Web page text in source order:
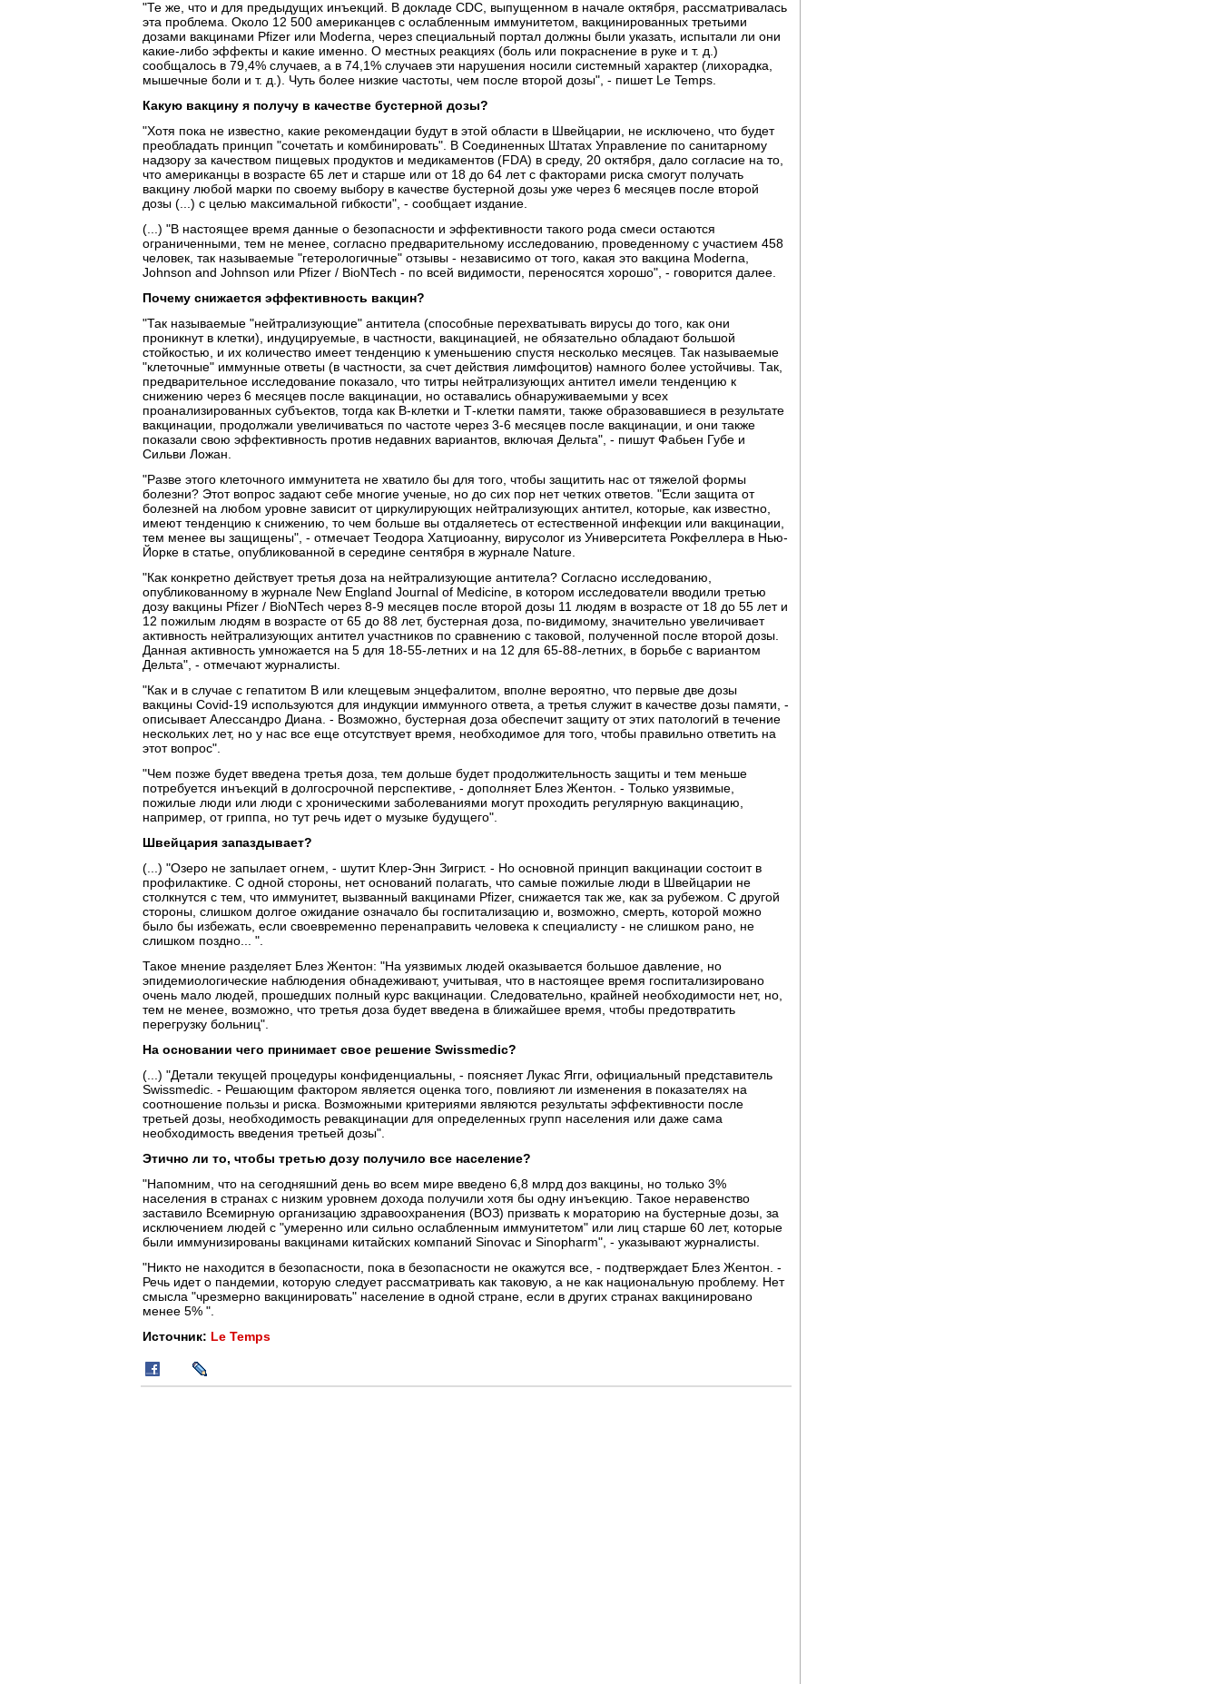
"Те же, что и для предыдущих инъекций. В докладе CDC, выпущенном в начале октября, рассматривалась
эта проблема. Около 12 500 американцев с ослабленным иммунитетом, вакцинированных третьими
дозами вакцинами Pfizer или Moderna, через специальный портал должны были указать, испытали ли они
какие-либо эффекты и какие именно. О местных реакциях (боль или покраснение в руке и т. д.)
сообщалось в 79,4% случаев, а в 74,1% случаев эти нарушения носили системный характер (лихорадка,
мышечные боли и т. д.). Чуть более низкие частоты, чем после второй дозы", - пишет Le Temps.
Какую вакцину я получу в качестве бустерной дозы?
"Хотя пока не известно, какие рекомендации будут в этой области в Швейцарии, не исключено, что будет
преобладать принцип "сочетать и комбинировать". В Соединенных Штатах Управление по санитарному
надзору за качеством пищевых продуктов и медикаментов (FDA) в среду, 20 октября, дало согласие на то,
что американцы в возрасте 65 лет и старше или от 18 до 64 лет с факторами риска смогут получать
вакцину любой марки по своему выбору в качестве бустерной дозы уже через 6 месяцев после второй
дозы (...) с целью максимальной гибкости", - сообщает издание.
(...) "В настоящее время данные о безопасности и эффективности такого рода смеси остаются
ограниченными, тем не менее, согласно предварительному исследованию, проведенному с участием 458
человек, так называемые "гетерологичные" отзывы - независимо от того, какая это вакцина Moderna,
Johnson and Johnson или Pfizer / BioNTech - по всей видимости, переносятся хорошо", - говорится далее.
Почему снижается эффективность вакцин?
"Так называемые "нейтрализующие" антитела (способные перехватывать вирусы до того, как они
проникнут в клетки), индуцируемые, в частности, вакцинацией, не обязательно обладают большой
стойкостью, и их количество имеет тенденцию к уменьшению спустя несколько месяцев. Так называемые
"клеточные" иммунные ответы (в частности, за счет действия лимфоцитов) намного более устойчивы. Так,
предварительное исследование показало, что титры нейтрализующих антител имели тенденцию к
снижению через 6 месяцев после вакцинации, но оставались обнаруживаемыми у всех
проанализированных субъектов, тогда как В-клетки и Т-клетки памяти, также образовавшиеся в результате
вакцинации, продолжали увеличиваться по частоте через 3-6 месяцев после вакцинации, и они также
показали свою эффективность против недавних вариантов, включая Дельта", - пишут Фабьен Губе и
Сильви Ложан.
"Разве этого клеточного иммунитета не хватило бы для того, чтобы защитить нас от тяжелой формы
болезни? Этот вопрос задают себе многие ученые, но до сих пор нет четких ответов. "Если защита от
болезней на любом уровне зависит от циркулирующих нейтрализующих антител, которые, как известно,
имеют тенденцию к снижению, то чем больше вы отдаляетесь от естественной инфекции или вакцинации,
тем менее вы защищены", - отмечает Теодора Хатциоанну, вирусолог из Университета Рокфеллера в Нью-
Йорке в статье, опубликованной в середине сентября в журнале Nature.
"Как конкретно действует третья доза на нейтрализующие антитела? Согласно исследованию,
опубликованному в журнале New England Journal of Medicine, в котором исследователи вводили третью
дозу вакцины Pfizer / BioNTech через 8-9 месяцев после второй дозы 11 людям в возрасте от 18 до 55 лет и
12 пожилым людям в возрасте от 65 до 88 лет, бустерная доза, по-видимому, значительно увеличивает
активность нейтрализующих антител участников по сравнению с таковой, полученной после второй дозы.
Данная активность умножается на 5 для 18-55-летних и на 12 для 65-88-летних, в борьбе с вариантом
Дельта", - отмечают журналисты.
"Как и в случае с гепатитом В или клещевым энцефалитом, вполне вероятно, что первые две дозы
вакцины Covid-19 используются для индукции иммунного ответа, а третья служит в качестве дозы памяти, -
описывает Алессандро Диана. - Возможно, бустерная доза обеспечит защиту от этих патологий в течение
нескольких лет, но у нас все еще отсутствует время, необходимое для того, чтобы правильно ответить на
этот вопрос".
"Чем позже будет введена третья доза, тем дольше будет продолжительность защиты и тем меньше
потребуется инъекций в долгосрочной перспективе, - дополняет Блез Жентон. - Только уязвимые,
пожилые люди или люди с хроническими заболеваниями могут проходить регулярную вакцинацию,
например, от гриппа, но тут речь идет о музыке будущего".
Швейцария запаздывает?
(...) "Озеро не запылает огнем, - шутит Клер-Энн Зигрист. - Но основной принцип вакцинации состоит в
профилактике. С одной стороны, нет оснований полагать, что самые пожилые люди в Швейцарии не
столкнутся с тем, что иммунитет, вызванный вакцинами Pfizer, снижается так же, как за рубежом. С другой
стороны, слишком долгое ожидание означало бы госпитализацию и, возможно, смерть, которой можно
было бы избежать, если своевременно перенаправить человека к специалисту - не слишком рано, не
слишком поздно... ".
Такое мнение разделяет Блез Жентон: "На уязвимых людей оказывается большое давление, но
эпидемиологические наблюдения обнадеживают, учитывая, что в настоящее время госпитализировано
очень мало людей, прошедших полный курс вакцинации. Следовательно, крайней необходимости нет, но,
тем не менее, возможно, что третья доза будет введена в ближайшее время, чтобы предотвратить
перегрузку больниц".
На основании чего принимает свое решение Swissmedic?
(...) "Детали текущей процедуры конфиденциальны, - поясняет Лукас Ягги, официальный представитель
Swissmedic. - Решающим фактором является оценка того, повлияют ли изменения в показателях на
соотношение пользы и риска. Возможными критериями являются результаты эффективности после
третьей дозы, необходимость ревакцинации для определенных групп населения или даже сама
необходимость введения третьей дозы".
Этично ли то, чтобы третью дозу получило все население?
"Напомним, что на сегодняшний день во всем мире введено 6,8 млрд доз вакцины, но только 3%
населения в странах с низким уровнем дохода получили хотя бы одну инъекцию. Такое неравенство
заставило Всемирную организацию здравоохранения (ВОЗ) призвать к мораторию на бустерные дозы, за
исключением людей с "умеренно или сильно ослабленным иммунитетом" или лиц старше 60 лет, которые
были иммунизированы вакцинами китайских компаний Sinovac и Sinopharm", - указывают журналисты.
"Никто не находится в безопасности, пока в безопасности не окажутся все, - подтверждает Блез Жентон. -
Речь идет о пандемии, которую следует рассматривать как таковую, а не как национальную проблему. Нет
смысла "чрезмерно вакцинировать" население в одной стране, если в других странах вакцинировано
менее 5% ".
Источник: Le Temps